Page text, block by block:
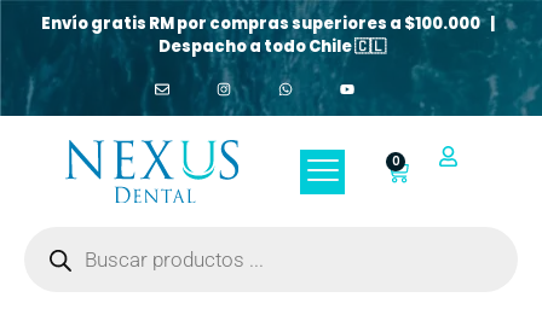
Envío gratis RM por compras superiores a $100.000 |
Despacho a todo Chile 🇨🇱
0